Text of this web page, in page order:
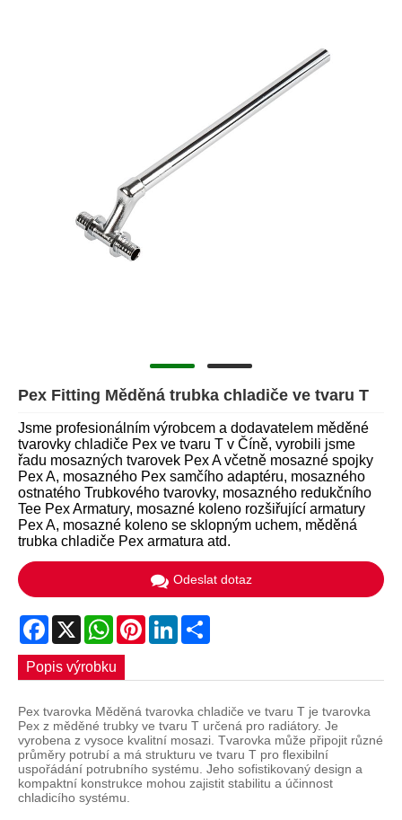
Pex Fitting Měděná trubka chladiče ve tvaru T
Jsme profesionálním výrobcem a dodavatelem měděné
tvarovky chladiče Pex ve tvaru T v Číně, vyrobili jsme
řadu mosazných tvarovek Pex A včetně mosazné spojky
Pex A, mosazného Pex samčího adaptéru, mosazného
ostnatého Trubkového tvarovky, mosazného redukčního
Tee Pex Armatury, mosazné koleno rozšiřující armatury
Pex A, mosazné koleno se sklopným uchem, měděná
trubka chladiče Pex armatura atd.
Odeslat dotaz
Facebook
X WhatsApp
PinterestLinkedIn
Popis výrobku
Pex tvarovka Měděná tvarovka chladiče ve tvaru T je tvarovka
Pex z měděné trubky ve tvaru T určená pro radiátory. Je
vyrobena z vysoce kvalitní mosazi. Tvarovka může připojit různé
průměry potrubí a má strukturu ve tvaru T pro flexibilní
uspořádání potrubního systému. Jeho sofistikovaný design a
kompaktní konstrukce mohou zajistit stabilitu a účinnost
chladicího systému.